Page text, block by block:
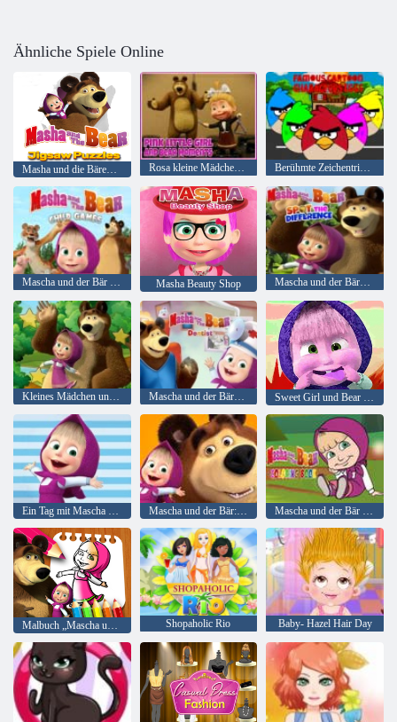
Ähnliche Spiele Online
Masha und die Bärenpuzzles rätseln Rosa kleine Mädchen und Bärenmomente Berühmte Zeichentrickfiguren-Eier
Mascha und der Bär Kinderspiele Masha Beauty Shop Mascha und der Bärenfleck Der Unterschied
Kleines Mädchen und der Bär versteckte Sterne Mascha und der Bärenzahnarzt Sweet Girl und Bear Memory Challenge
Ein Tag mit Mascha und dem Bären Mascha und der Bär: Wiesen Mascha und der Bär Malbuch
Shopaholic Rio Baby- Hazel Hair Day